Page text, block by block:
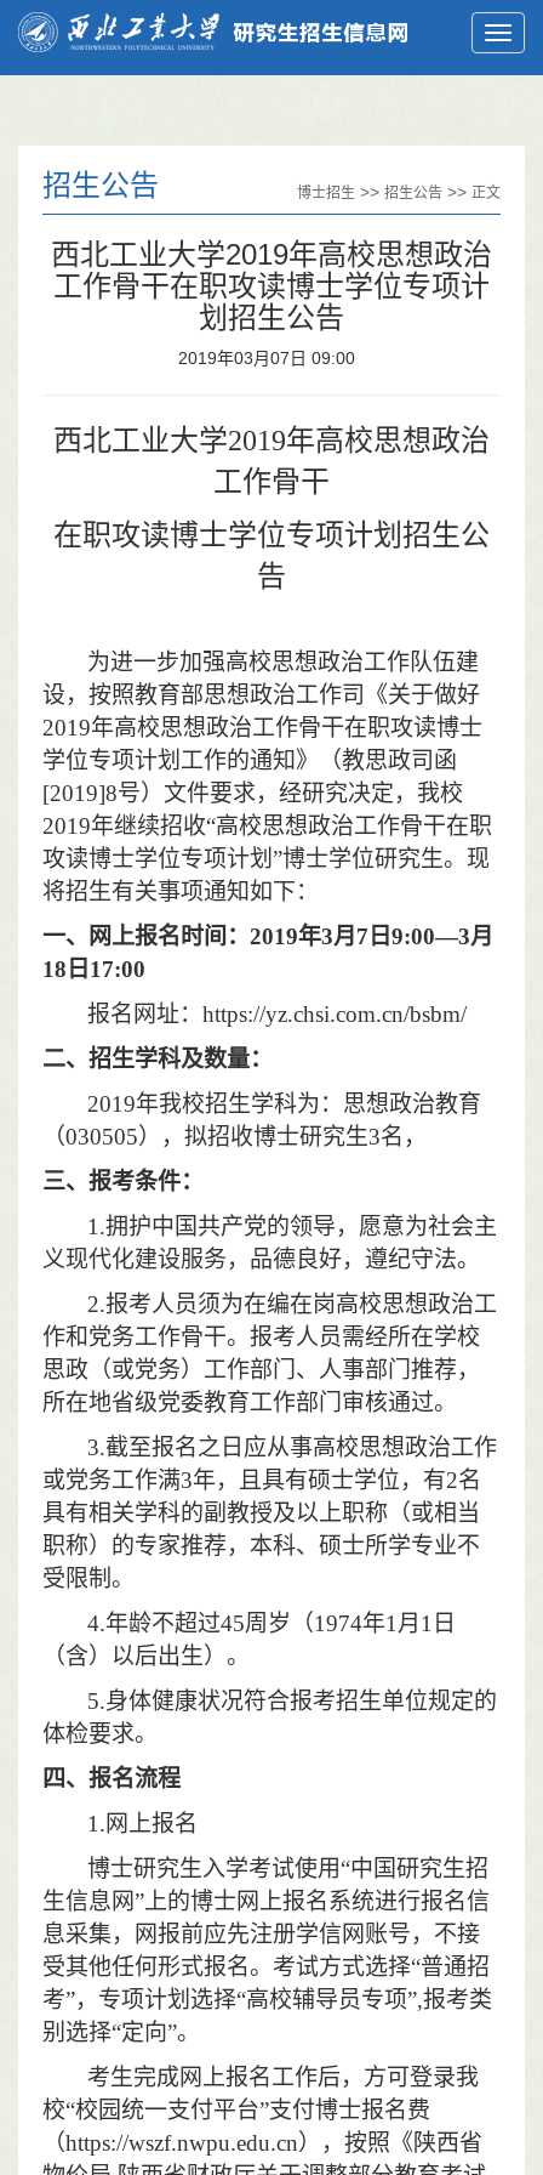
招生公告 博士招生 >> 招生公告 >> 正文
西北工业大学2019年高校思想政治
工作骨干在职攻读博士学位专项计
划招生公告
2019年03月07日 09:00
西北工业大学2019年高校思想政治
工作骨干
在职攻读博士学位专项计划招生公
告
为进一步加强高校思想政治工作队伍建
设，按照教育部思想政治工作司《关于做好
2019年高校思想政治工作骨干在职攻读博士
学位专项计划工作的通知》（教思政司函
[2019]8号）文件要求，经研究决定，我校
2019年继续招收“高校思想政治工作骨干在职
攻读博士学位专项计划”博士学位研究生。现
将招生有关事项通知如下：
一、网上报名时间： 2019年3月 7 日9:00—3月
18 日 17:00
报名网址： https://yz.chsi.com.cn/bsbm/
二、招生学科及数量：
2019年我校招生学科为：思想政治教育
（030505），拟招收博士研究生3名，
三、报考条件：
1.拥护中国共产党的领导，愿意为社会主
义现代化建设服务，品德良好，遵纪守法。
2.报考人员须为在编在岗高校思想政治工
作和党务工作骨干。报考人员需经所在学校
思政（或党务）工作部门、人事部门推荐，
所在地省级党委教育工作部门审核通过。
3.截至报名之日应从事高校思想政治工作
或党务工作满3年，且具有硕士学位，有2名
具有相关学科的副教授及以上职称（或相当
职称）的专家推荐，本科、硕士所学专业不
受限制。
4.年龄不超过45周岁（1974年1 月 1 日
（含）以后出生）。
5.身体健康状况符合报考招生单位规定的
体检要求。
四、报名流程
1.网上报名
博士研究生入学考试使用“中国研究生招
生信息网”上的博士网上报名系统进行报名信
息采集，网报前应先注册学信网账号，不接
受其他任何形式报名。考试方式选择“普通招
考”，专项计划选择“高校辅导员专项”,报考类
别选择“定向”。
考生完成网上报名工作后，方可登录我
校“校园统一支付平台”支付博士报名费
（https://wszf.nwpu.edu.cn），按照《陕西省